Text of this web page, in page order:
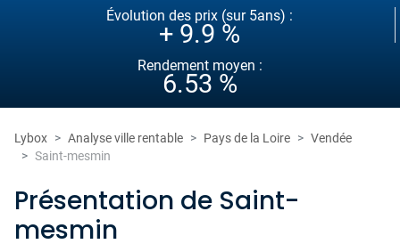
Évolution des prix (sur 5ans) :
+ 9.9 %
Rendement moyen :
6.53 %
Lybox Analyse ville rentable Pays de la Loire
Vendée
Saint-mesmin
Présentation de Saint-
mesmin